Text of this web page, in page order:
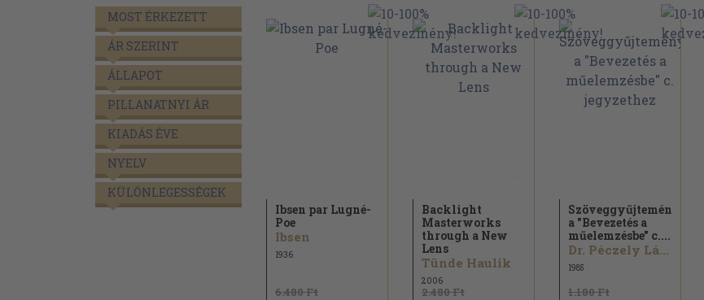
MOST ÉRKEZETT
ÁR SZERINT
ÁLLAPOT
PILLANATNYI ÁR
KIADÁS ÉVE
NYELV
KÜLÖNLEGESSÉGEK
Ibsen par Lugné-
Poe
Ibsen
1936
6.480 Ft
Backlight
Masterworks
through a New
Lens
Tünde Haulik
2006
2.480 Ft
Szöveggyűjtemény
a "Bevezetés a
műelemzésbe" c....
Dr. Péczely László
1985
1.180 Ft